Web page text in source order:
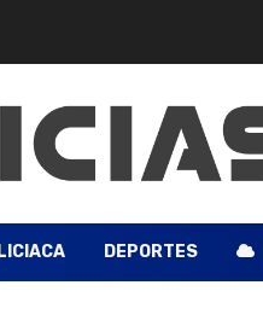
DEPORTES